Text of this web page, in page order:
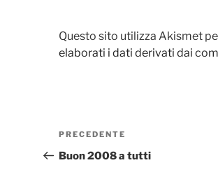
Questo sito utilizza Akismet
elaborati i dati derivati dai
Navigazione
articoli
Articolo
precedente:
PRECEDENTE
Buon 2008 a tutti